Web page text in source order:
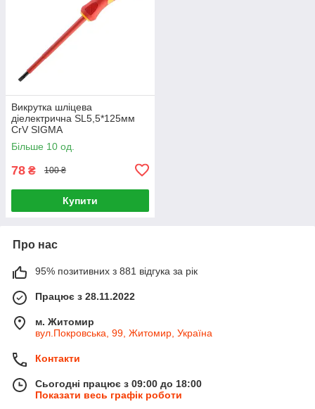
Викрутка шліцева
діелектрична SL5,5*125мм
CrV SIGMA
Більше 10 од.
78 ₴ 100 ₴
Купити
Про нас
95% позитивних з 881 відгука за рік
Працює з 28.11.2022
м. Житомир
вул.Покровська, 99, Житомир, Україна
Контакти
Сьогодні працює з 09:00 до 18:00
Показати весь графік роботи